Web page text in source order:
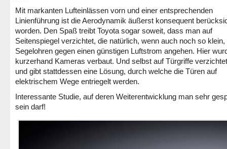
Mit markanten Lufteinlässen vorn und einer entsprechenden
Linienführung ist die Aerodynamik äußerst konsequent
worden. Den Spaß treibt Toyota sogar soweit, dass man auf
Seitenspiegel verzichtet, die natürlich, wenn auch noch so klein,
Segelohren gegen einen günstigen Luftstrom angehen. Hier
kurzerhand Kameras verbaut. Und selbst auf Türgriffe
und gibt stattdessen eine Lösung, durch welche die Türen auf
elektrischem Wege entriegelt werden.
Interessante Studie, auf deren Weiterentwicklung man sehr
sein darf!